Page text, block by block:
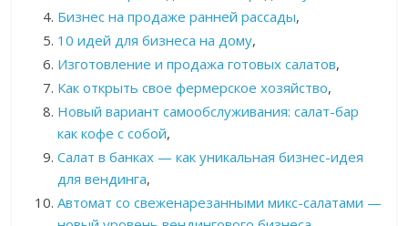
Бизнес на продаже ранней рассады,
10 идей для бизнеса на дому,
Изготовление и продажа готовых салатов,
Как открыть свое фермерское хозяйство,
Новый вариант самообслуживания: салат-бар
как кофе с собой,
Салат в банках — как уникальная бизнес-идея
для вендинга,
Автомат со свеженарезанными микс-салатами —